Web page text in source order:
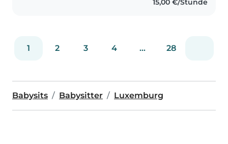
German, and Luxembourgish,..
15,00 €/Stunde
1 2 3 4 ... 28
Babysits Babysitter Luxemburg